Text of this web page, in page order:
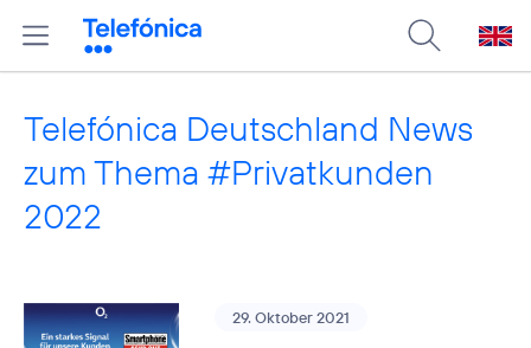
Telefónica Deutschland News
zum Thema #Privatkunden
2022
29. Oktober 2021